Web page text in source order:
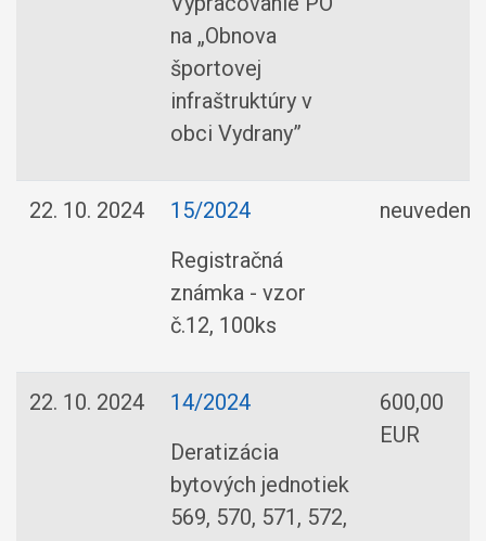
na „Obnova
športovej
infraštruktúry v
obci Vydrany”
22. 10. 2024
15/2024
Registračná
známka - vzor
č.12, 100ks
neuvedená
22. 10. 2024
14/2024
Deratizácia
bytových jednotiek
569, 570, 571, 572,
600,00
EUR